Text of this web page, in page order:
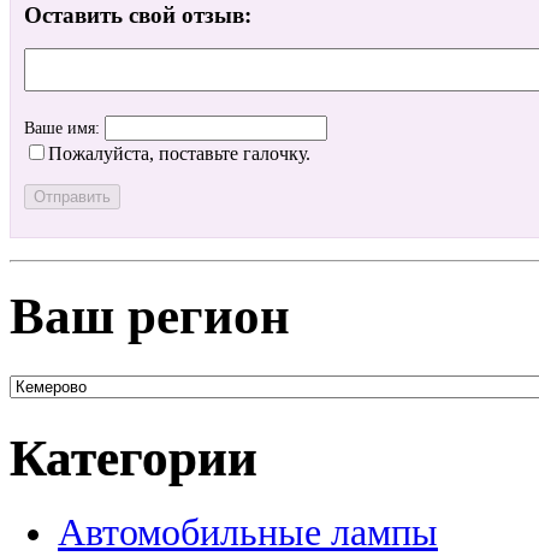
Оставить свой отзыв:
Ваше имя:
Пожалуйста, поставьте галочку.
Ваш регион
Категории
Автомобильные лампы